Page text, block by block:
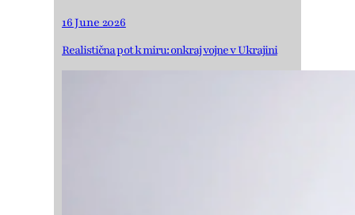
16 June 2026
Realistična pot k miru: onkraj vojne v Ukrajini